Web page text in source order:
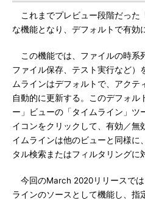
これまでプレビュー段階だった
な機能となり、デフォルトで有効
この機能では、ファイルの時系
ファイル保存、テスト実行など）
ムラインはデフォルトで、アクテ
自動的に更新する。このデフォル
ー」ビューの「タイムライン」ツ
イコンをクリックして、有効／無
イムラインは他のビューと同様に
タル検索またはフィルタリングに
今回のMarch 2020リリースで
ラインのソースとして機能し、指